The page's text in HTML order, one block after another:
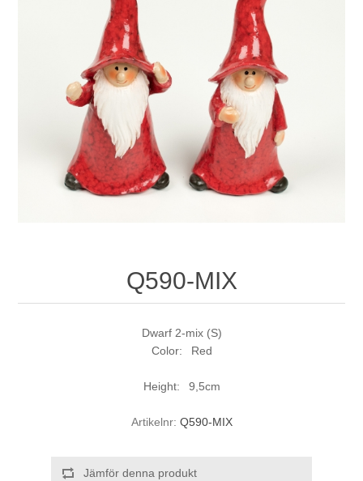
Q590-MIX
Dwarf 2-mix (S)
Color: Red
Height: 9,5cm
Artikelnr: Q590-MIX
Jämför denna produkt